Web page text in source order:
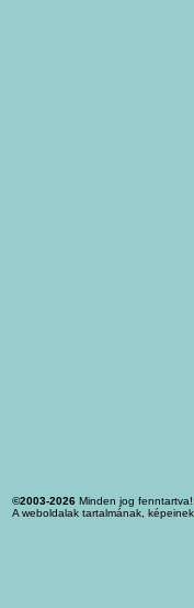
©2003-2026 Minden jog fenntartva!
A weboldalak tartalmának,